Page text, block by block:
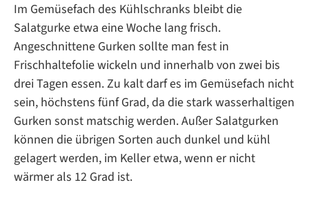
Im Gemüsefach des Kühlschranks bleibt die
Salatgurke etwa eine Woche lang frisch.
Angeschnittene Gurken sollte man fest in
Frischhaltefolie wickeln und innerhalb von zwei bis
drei Tagen essen. Zu kalt darf es im Gemüsefach nicht
sein, höchstens fünf Grad, da die stark wasserhaltigen
Gurken sonst matschig werden. Außer Salatgurken
können die übrigen Sorten auch dunkel und kühl
gelagert werden, im Keller etwa, wenn er nicht
wärmer als 12 Grad ist.